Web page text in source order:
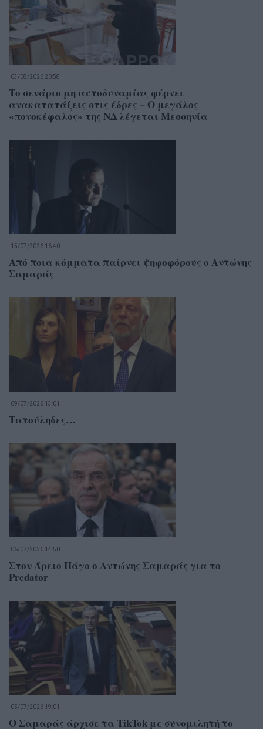
03/08/2026 20:58
Το σενάριο μη αυτοδυναμίας φέρνει
ανακατατάξεις στις έδρες – Ο μεγάλος
«πονοκέφαλος» της ΝΔ λέγεται Μεσσηνία
15/07/2026 16:40
Από ποια κόμματα παίρνει ψηφοφόρους ο Αντώνης
Σαμαράς
09/07/2026 13:01
Τατούληδες…
06/07/2026 14:50
Στον Άρειο Πάγο ο Αντώνης Σαμαράς για το
Predator
05/07/2026 19:01
Ο Σαμαράς άρχισε τα TikTok με συνομιλητή το